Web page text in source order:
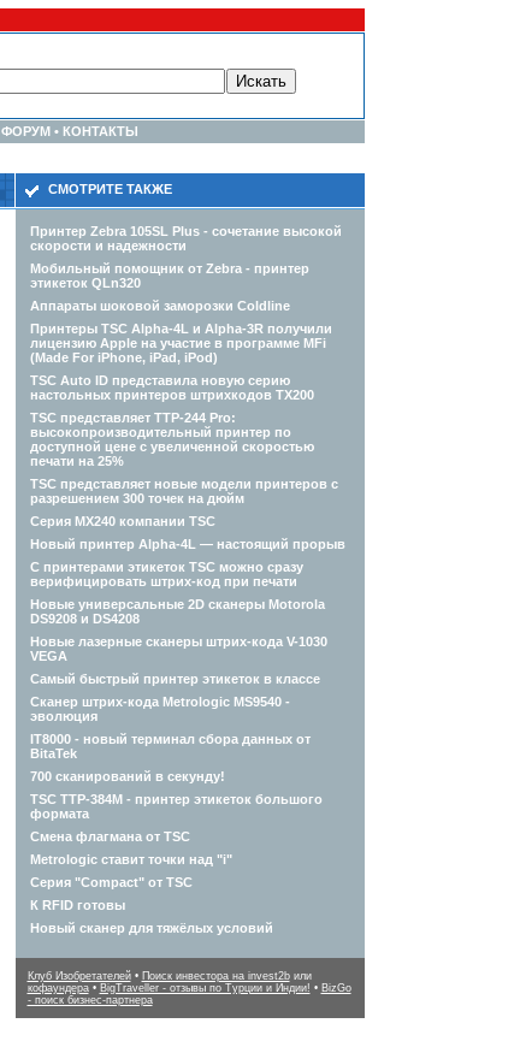
ФОРУМ • КОНТАКТЫ
СМОТРИТЕ ТАКЖЕ
Принтер Zebra 105SL Plus - сочетание высокой
скорости и надежности
Мобильный помощник от Zebra - принтер
этикеток QLn320
Аппараты шоковой заморозки Coldline
Принтеры TSC Alpha-4L и Alpha-3R получили
лицензию Apple на участие в программе MFi
(Made For iPhone, iPad, iPod)
TSC Auto ID представила новую серию
настольных принтеров штрихкодов TX200
TSC представляет TTP-244 Pro:
высокопроизводительный принтер по
доступной цене с увеличенной скоростью
печати на 25%
TSC представляет новые модели принтеров с
разрешением 300 точек на дюйм
Серия MX240 компании TSC
Новый принтер Alpha-4L — настоящий прорыв
С принтерами этикеток TSC можно сразу
верифицировать штрих-код при печати
Новые универсальные 2D сканеры Motorola
DS9208 и DS4208
Новые лазерные сканеры штрих-кода V-1030
VEGA
Самый быстрый принтер этикеток в классе
Сканер штрих-кода Metrologic MS9540 -
эволюция
IT8000 - новый терминал сбора данных от
BitaTek
700 сканирований в секунду!
TSC TTP-384M - принтер этикеток большого
формата
Смена флагмана от TSC
Metrologic ставит точки над "i"
Серия "Compact" от TSC
К RFID готовы
Новый сканер для тяжёлых условий
Клуб Изобретателей• Поиск инвестора на invest2bили
кофаундера• BigTraveller - отзывы по Турции и Индии! • BizGo
- поиск бизнес-партнера